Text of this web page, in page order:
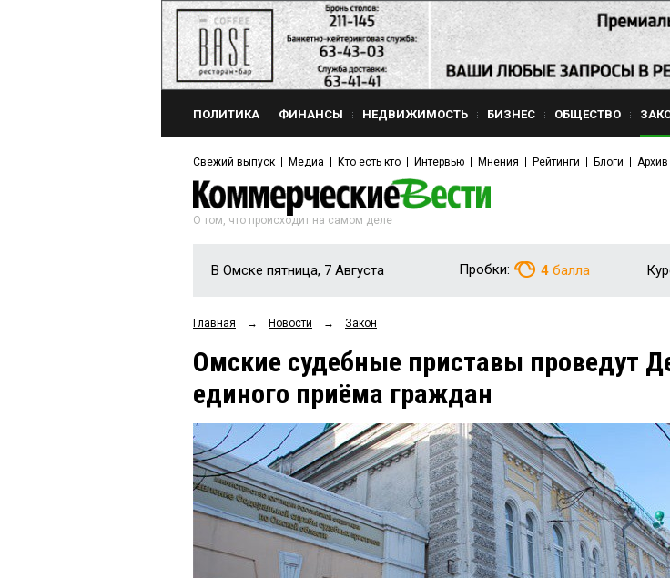
ПОЛИТИКА ФИНАНСЫ НЕДВИЖИМОСТЬ БИЗНЕС ОБЩЕСТВО
Свежий выпуск Медиа Кто есть кто Интервью Мнения Рейтинги Блоги Архив
О том, что происходит на самом деле
В Омске пятница, 7 Августа Пробки: 4 балла
Главная → Новости → Закон
Омские судебные приставы проведут
единого приёма граждан